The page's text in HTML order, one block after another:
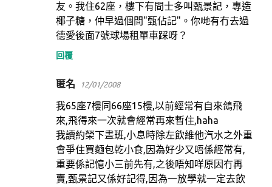
友。我住62座，樓下有間士多叫甄景記，專造
椰子糖，仲早過個間"甄佔記"。你哋有冇去過
德愛後面7號球場租單車踩呀？
回覆
匿名 12/01/2008
我65座7樓同66座15樓,以前經常有自來鴿飛
來,飛得來一次就會經常再來暫住,haha
我讀約榮下晝班,小息時除左飲維他汽水之外重
會爭住買麵包乾小食,因為好少又唔係經常有,
重要係記憶小三前先有,之後唔知咩原因冇再
賣,甄景記又係好記得,因為一放學就一定去飲